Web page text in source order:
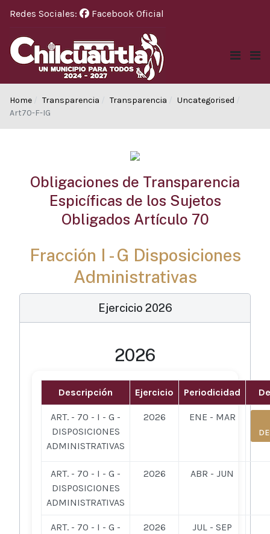
Redes Sociales: Facebook Oficial
Home Transparencia Transparencia
Uncategorised
Art70-F-IG
Obligaciones de Transparencia
Espicíficas de los Sujetos
Obligados Artículo 70
Fracción I - G Disposiciones
Administrativas
Ejercicio 2026
2026
Descripción Ejercicio Periodicidad
ART. - 70 - I - G -
DISPOSICIONES
ADMINISTRATIVAS
2026 ENE - MAR
ART. - 70 - I - G -
DISPOSICIONES
ADMINISTRATIVAS
2026 ABR - JUN
ART. - 70 - I - G -
2026 JUL - SEP